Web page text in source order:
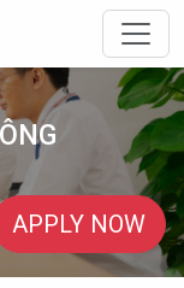
APPLY NOW